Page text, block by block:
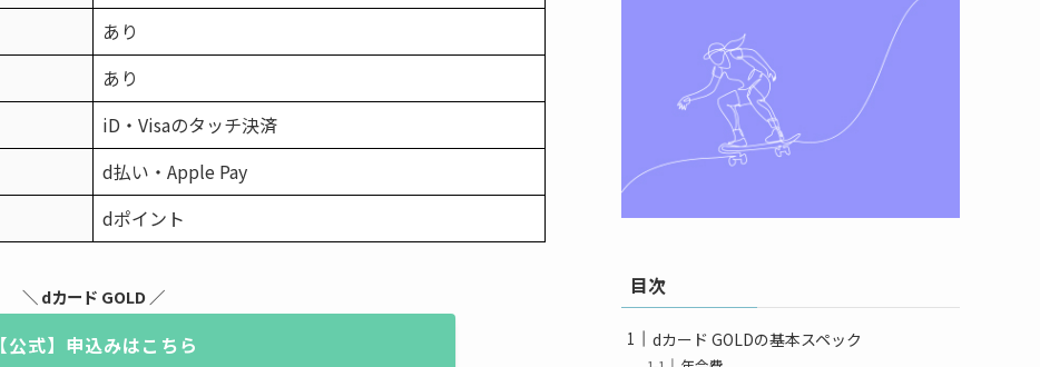
あり
あり
iD・Visaのタッチ決済
d払い・Apple Pay
dポイント
＼ dカード GOLD ／
【公式】申込みはこちら
目次
dカード GOLDの基本スペック